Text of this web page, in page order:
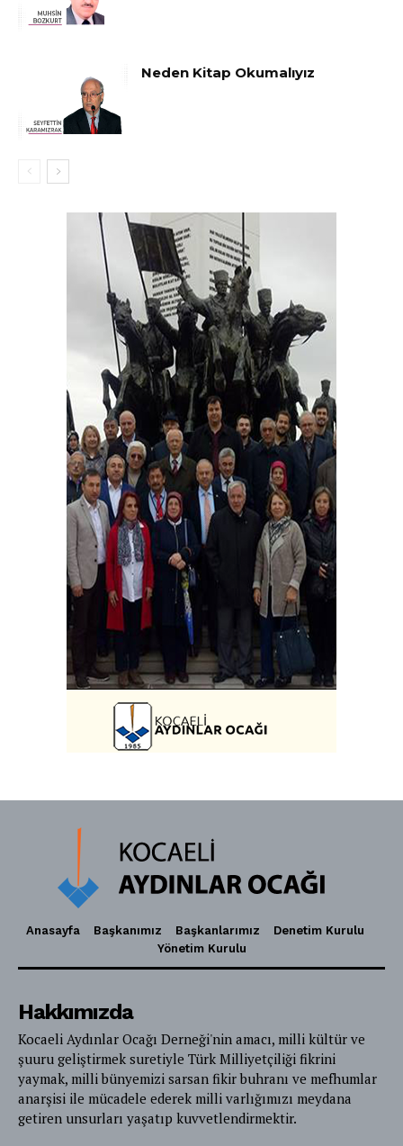
Neden Kitap Okumalıyız
Anasayfa Başkanımız Başkanlarımız
Denetim Kurulu
Yönetim Kurulu
Hakkımızda
Kocaeli Aydınlar Ocağı Derneği'nin amacı, milli kültür ve
şuuru geliştirmek suretiyle Türk Milliyetçiliği fikrini
yaymak, milli bünyemizi sarsan fikir buhranı ve mefhumlar
anarşisi ile mücadele ederek milli varlığımızı meydana
getiren unsurları yaşatıp kuvvetlendirmektir.